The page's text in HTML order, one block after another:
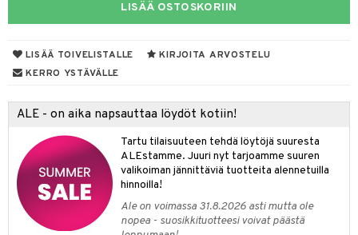
LISÄÄ OSTOSKORIIN
LISÄÄ TOIVELISTALLE
KIRJOITA ARVOSTELU
KERRO YSTÄVÄLLE
ALE - on aika napsauttaa löydöt kotiin!
Tartu tilaisuuteen tehdä löytöjä suuresta
ALEstamme. Juuri nyt tarjoamme suuren
valikoiman jännittäviä tuotteita alennetuilla
hinnoilla!
Ale on voimassa 31.8.2026 asti mutta ole
nopea - suosikkituotteesi voivat päästä
& vastauksia